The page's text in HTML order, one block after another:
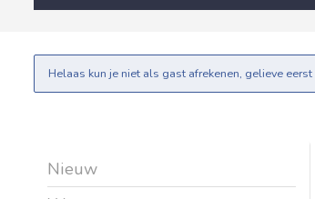
Helaas kun je niet als gast afrekenen, gelieve eerst
Nieuw